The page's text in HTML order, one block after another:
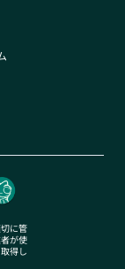
に管
が使
得し